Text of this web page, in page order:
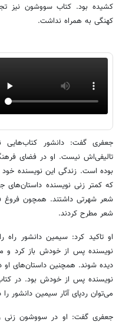
کشیده بود. کتاب سووشون نیز
کهنگی به همراه نداشت.
جعفری گفت: دانشور کتاب‌هایی
تالیفی‌اش نیست. او در فضای
بوده است. زندگی این نویسنده
که کمتر زنی نویسنده
شعر شهرتی داشتند. همچون فروغ
شعر مطرح کردند.
او تاکید کرد: سیمین دانشور
نویسنده پس از خودش باز کرد و
دیده شوند. همچنین داستان‌های او
نویسنده پس از خودش بود. در
می‌توان ردپای آثار سیمین دانشور را
جعفری گفت: او در سووشون زنی